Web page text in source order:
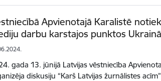
Apvienotajā Karalistē
darbu karstajos punktos Ukrainā
gada 13. jūnijā Latvijas vēstniecība
diskusiju “Karš Latvijas žurnālistes